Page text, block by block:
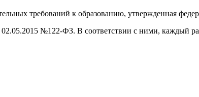
требований к образованию, утвержденная
02.05.2015 №122-ФЗ. В соответствии с ними, каждый